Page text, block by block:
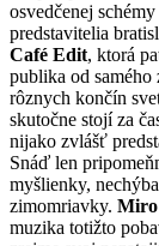
osvedčenej
predstavitelia
Café Edit, ktorá
publika od
rôznych končín
skutočne stojí za
nijako zvlášť
Snáď len
myšlienky,
zimomriavky. Miro
muzika totižto